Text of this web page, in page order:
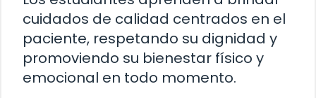
cuidados de calidad centrados en el
paciente, respetando su dignidad y
promoviendo su bienestar físico y
emocional en todo momento.